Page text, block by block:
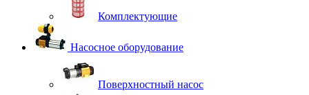
Комплектующие
Насосное оборудование
Поверхностный насос